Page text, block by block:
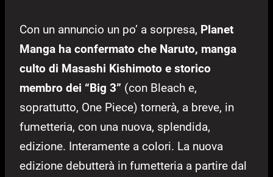
Con un annuncio un po’ a sorpresa, Planet
Manga ha confermato che Naruto, manga
culto di Masashi Kishimoto e storico
membro dei “Big 3” (con Bleach e,
soprattutto, One Piece) tornerà, a breve, in
fumetteria, con una nuova, splendida,
edizione. Interamente a colori. La nuova
edizione debutterà in fumetteria a partire dal